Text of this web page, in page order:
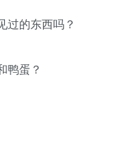
过的东西吗？
鸭蛋？